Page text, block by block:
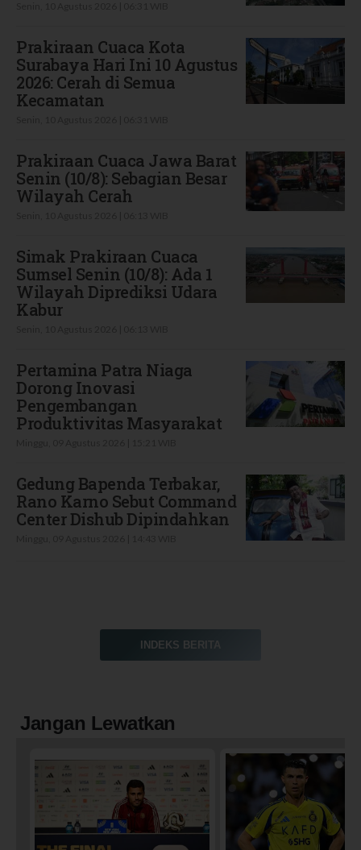
Prakiraan Cuaca Kota
Surabaya Hari Ini 10 Agustus
2026: Cerah di Semua
Kecamatan
Prakiraan Cuaca Jawa Barat
Senin (10/8): Sebagian Besar
Wilayah Cerah
Simak Prakiraan Cuaca
Sumsel Senin (10/8): Ada 1
Wilayah Diprediksi Udara
Kabur
Pertamina Patra Niaga
Dorong Inovasi
Pengembangan
Produktivitas Masyarakat
Gedung Bapenda Terbakar,
Rano Karno Sebut Command
Center Dishub Dipindahkan
INDEKS BERITA
Jangan Lewatkan